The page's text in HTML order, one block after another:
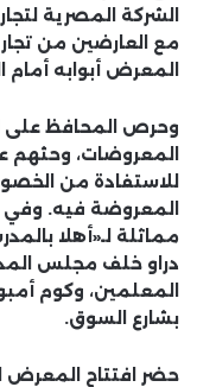
الشركة المصرية
مع العارضين من
المعرض أبوابه أمام
وحرص المحافظ على
المعروضات، وحثهم
للاستفادة من
المعروضة فيه. وفي
مماثلة لـ«أهلا
دراو خلف مجلس
المعلمين، وكوم
بشارع السوق.
حضر افتتاح المعرض